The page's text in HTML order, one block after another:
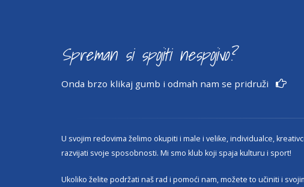
Spreman si spojiti nespojivo?
Onda brzo klikaj gumb i odmah nam se pridruži
U svojim redovima želimo okupiti i male i velike, individualce,
razvijati svoje sposobnosti. Mi smo klub koji spaja kulturu i sport!
Ukoliko želite podržati naš rad i pomoći nam, možete to učiniti i